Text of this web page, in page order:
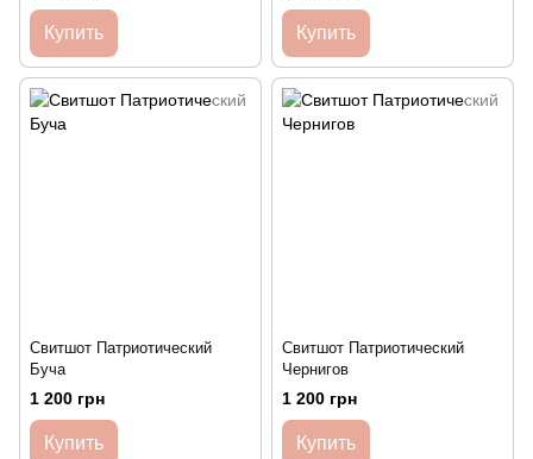
Купить Купить
Свитшот Патриотический
Буча
1 200 грн
Купить
Свитшот Патриотический
Чернигов
1 200 грн
Купить